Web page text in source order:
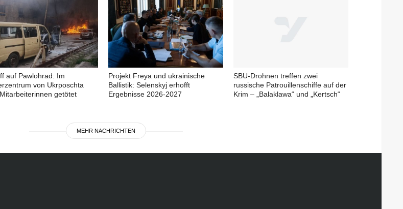
auf Pawlohrad: Im
von Ukrposchta
getötet
Projekt Freya und ukrainische
Ballistik: Selenskyj erhofft
Ergebnisse 2026-2027
SBU-Drohnen treffen zwei
russische Patrouillenschiffe auf der
Krim – „Balaklawa“ und „Kertsch“
MEHR NACHRICHTEN